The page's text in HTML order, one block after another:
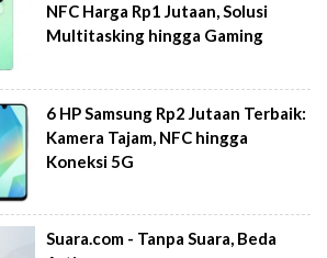
NFC Harga Rp1 Jutaan, Solusi
Multitasking hingga Gaming
6 HP Samsung Rp2 Jutaan Terbaik:
Kamera Tajam, NFC hingga
Koneksi 5G
Suara.com - Tanpa Suara, Beda